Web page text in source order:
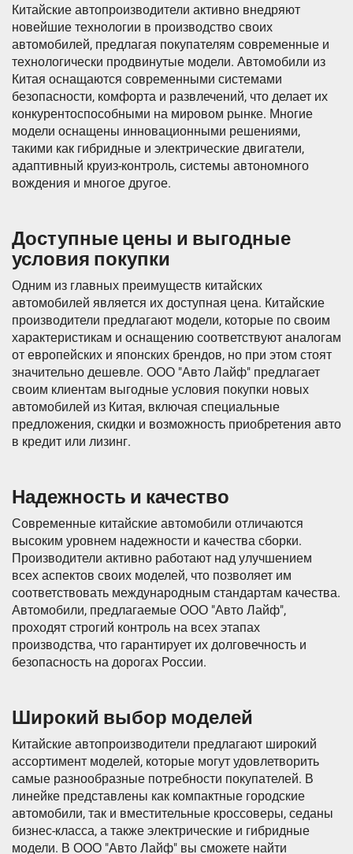
Китайские автопроизводители активно внедряют
новейшие технологии в производство своих
автомобилей, предлагая покупателям современные и
технологически продвинутые модели. Автомобили из
Китая оснащаются современными системами
безопасности, комфорта и развлечений, что делает их
конкурентоспособными на мировом рынке. Многие
модели оснащены инновационными решениями,
такими как гибридные и электрические двигатели,
адаптивный круиз-контроль, системы автономного
вождения и многое другое.
Доступные цены и выгодные
условия покупки
Одним из главных преимуществ китайских
автомобилей является их доступная цена. Китайские
производители предлагают модели, которые по своим
характеристикам и оснащению соответствуют аналогам
от европейских и японских брендов, но при этом стоят
значительно дешевле. ООО "Авто Лайф" предлагает
своим клиентам выгодные условия покупки новых
автомобилей из Китая, включая специальные
предложения, скидки и возможность приобретения авто
в кредит или лизинг.
Надежность и качество
Современные китайские автомобили отличаются
высоким уровнем надежности и качества сборки.
Производители активно работают над улучшением
всех аспектов своих моделей, что позволяет им
соответствовать международным стандартам качества.
Автомобили, предлагаемые ООО "Авто Лайф",
проходят строгий контроль на всех этапах
производства, что гарантирует их долговечность и
безопасность на дорогах России.
Широкий выбор моделей
Китайские автопроизводители предлагают широкий
ассортимент моделей, которые могут удовлетворить
самые разнообразные потребности покупателей. В
линейке представлены как компактные городские
автомобили, так и вместительные кроссоверы, седаны
бизнес-класса, а также электрические и гибридные
модели. В ООО "Авто Лайф" вы сможете найти